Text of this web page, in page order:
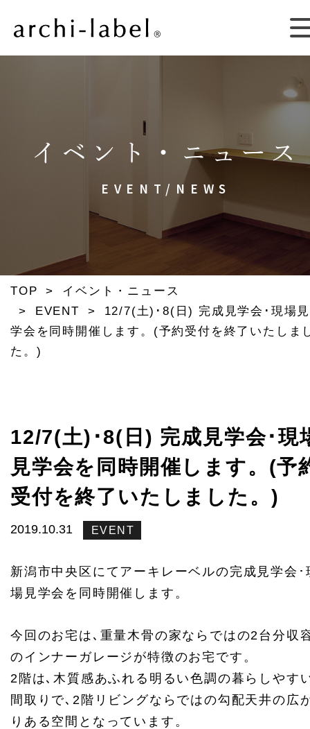
イベント・ニュース
EVENT/NEWS
TOP >
イベント・ニュース
>
EVENT >
12/7(土)･8(日) 完成見学会･現場見
学会を同時開催します。(予約受付を終了いたしま
た。)
12/7(土)･8(日) 完成見学会･現
見学会を同時開催します。(予
受付を終了いたしました。)
2019.10.31 EVENT
新潟市中央区にてアーキレーベルの完成見学会･
場見学会を同時開催します。
今回のお宅は､重量木骨の家ならではの2台分収
のインナーガレージが特徴のお宅です。
2階は､木質感あふれる明るい色調の暮らしやす
間取りで､2階リビングならではの勾配天井の広
りある空間となっています。